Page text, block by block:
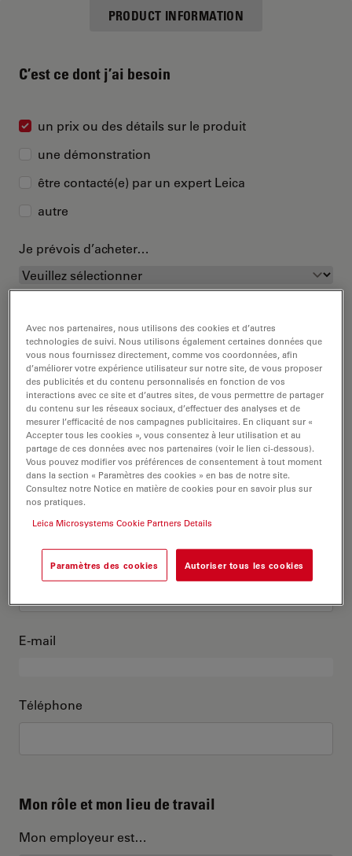
PRODUCT INFORMATION
C’est ce dont j’ai besoin
un prix ou des détails sur le produit
une démonstration
être contacté(e) par un expert Leica
autre
Je prévois d’acheter…
C’est moi
Titre académique en option
Prénom
E-mail
Téléphone
Mon rôle et mon lieu de travail
Mon employeur est…
Avec nos partenaires, nous utilisons des cookies et d’autres
technologies de suivi. Nous utilisons également certaines données que
vous nous fournissez directement, comme vos coordonnées, afin
d’améliorer votre expérience utilisateur sur notre site, de vous proposer
des publicités et du contenu personnalisés en fonction de vos
interactions avec ce site et d’autres sites, de vous permettre de partager
du contenu sur les réseaux sociaux, d’effectuer des analyses et de
mesurer l’efficacité de nos campagnes publicitaires. En cliquant sur «
Accepter tous les cookies », vous consentez à leur utilisation et au
partage de ces données avec nos partenaires (voir le lien ci-dessous).
Vous pouvez modifier vos préférences de consentement à tout moment
dans la section « Paramètres des cookies » en bas de notre site.
Consultez notre Notice en matière de cookies pour en savoir plus sur
nos pratiques.
Leica Microsystems Cookie Partners Details
Paramètres des cookies Autoriser tous les cookies